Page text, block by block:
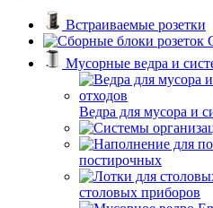
Встраиваемые розетки
Мусорные ведра и
Ведра для мусора и
постирочных
столовых приборов